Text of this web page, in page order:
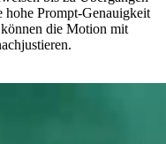
hohe Prompt-Genauigkeit
die Motion mit